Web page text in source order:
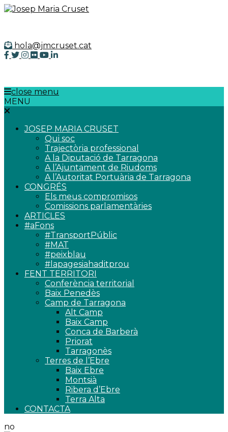
hola@jmcruset.cat
close menu
MENU
JOSEP MARIA CRUSET
Qui soc
Trajectòria professional
A la Diputació de Tarragona
A l’Ajuntament de Riudoms
A l’Autoritat Portuària de Tarragona
CONGRÉS
Els meus compromisos
Comissions parlamentàries
ARTICLES
#aFons
#TransportPúblic
#MAT
#peixblau
#lapagesiahaditprou
FENT TERRITORI
Conferència territorial
Baix Penedès
Camp de Tarragona
Alt Camp
Baix Camp
Conca de Barberà
Priorat
Tarragonès
Terres de l’Ebre
Baix Ebre
Montsià
Ribera d’Ebre
Terra Alta
CONTACTA
no